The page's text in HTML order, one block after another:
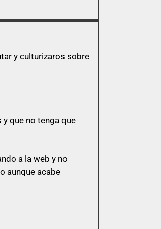
y culturizaros sobre
que no tenga que
a la web y no
aunque acabe